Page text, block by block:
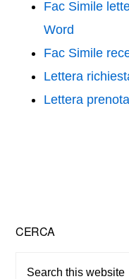
Fac Simile
Word
Fac Simile
Lettera
Lettera
Primary
Sidebar
CERCA